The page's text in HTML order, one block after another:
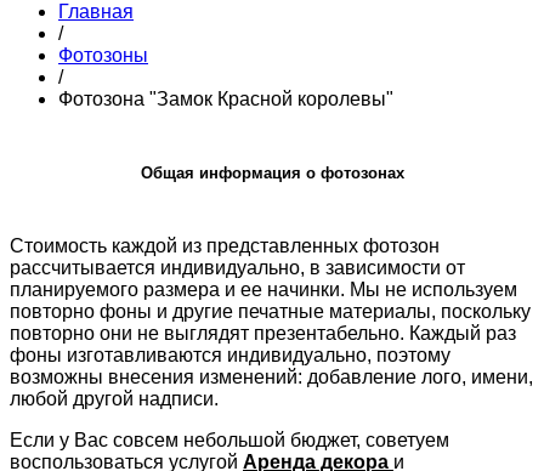
Главная
/
Фотозоны
/
Фотозона "Замок Красной королевы"
Общая информация о фотозонах
Стоимость каждой из представленных фотозон
рассчитывается индивидуально, в зависимости от
планируемого размера и ее начинки. Мы не используем
повторно фоны и другие печатные материалы, поскольку
повторно они не выглядят презентабельно. Каждый раз
фоны изготавливаются индивидуально, поэтому
возможны внесения изменений: добавление лого, имени,
любой другой надписи.
Если у Вас совсем небольшой бюджет, советуем
воспользоваться услугой Аренда декора и